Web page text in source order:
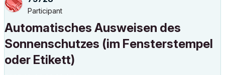
Participant
Automatisches Ausweisen des
Sonnenschutzes (im Fensterstempel
oder Etikett)